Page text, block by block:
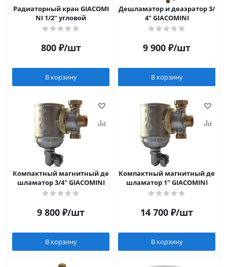
Радиаторный кран GIACOMI
NI 1/2" угловой
800₽/шт
В корзину
Дешламатор и деаэратор 3/
4" GIACOMINI
9 900 ₽/шт
В корзину
Компактный магнитный де
шламатор 3/4" GIACOMINI
9 800 ₽/шт
В корзину
Компактный магнитный де
шламатор 1" GIACOMINI
14 700 ₽/шт
В корзину